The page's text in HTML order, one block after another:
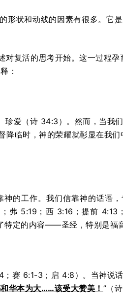
形状和动线的因素有很多。它
复活的思考开始。这一过程孕
：
珍爱（诗 34:3）。然而，当我
降临时，神的荣耀就彰显在我
的工作。我们信靠神的话语
弗 5:19；西 3:16；提前 4:13
特定的内容——圣经，特别是福音
赛 6:1-3；启 4:8）。当神说
华本为大……该受大赞美！ ”（